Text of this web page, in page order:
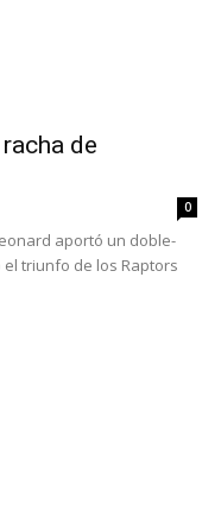
de
0
aportó un doble-
triunfo de los Raptors